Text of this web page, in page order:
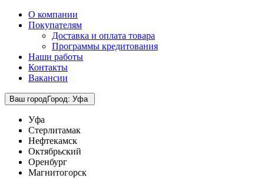
О компании
Покупателям
Доставка и оплата товара
Программы кредитования
Наши работы
Контакты
Вакансии
Ваш городГород: Уфа
Уфа
Стерлитамак
Нефтекамск
Октябрьский
Оренбург
Магнитогорск